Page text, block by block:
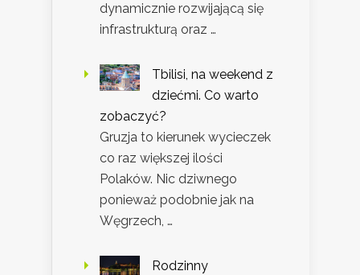
dynamicznie rozwijającą się
infrastrukturą oraz …
Tbilisi, na weekend z
dziećmi. Co warto
zobaczyć?
Gruzja to kierunek wycieczek
co raz większej ilości
Polaków. Nic dziwnego
ponieważ podobnie jak na
Węgrzech, …
Rodzinny